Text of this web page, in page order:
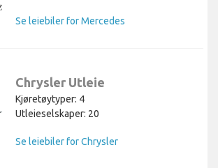
Se leiebiler for Mercedes
Chrysler Utleie
Kjøretøytyper: 4
Utleieselskaper: 20
Se leiebiler for Chrysler